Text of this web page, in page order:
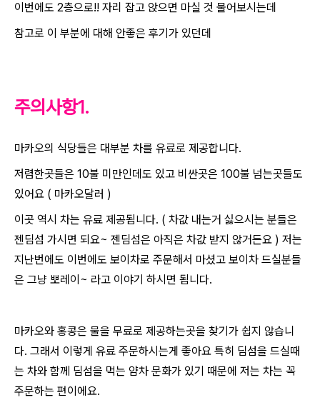
이번에도 2층으로!! 자리 잡고 앉으면 마실 것 물어보시는데
참고로 이 부분에 대해 안좋은 후기가 있던데
주의사항1.
마카오의 식당들은 대부분 차를 유료로 제공합니다.
저렴한곳들은 10불 미만인데도 있고 비싼곳은 100불 넘는곳들도
있어요 ( 마카오달러 )
이곳 역시 차는 유료 제공됩니다. ( 차값 내는거 싫으시는 분들은
젠딤섬 가시면 되요~ 젠딤섬은 아직은 차값 받지 않거든요 ) 저는
지난번에도 이번에도 보이차로 주문해서 마셨고 보이차 드실분들
은 그냥 뽀레이~ 라고 이야기 하시면 됩니다.
마카오와 홍콩은 물을 무료로 제공하는곳을 찾기가 쉽지 않습니
다. 그래서 이렇게 유료 주문하시는게 좋아요 특히 딤섬을 드실때
는 차와 함께 딤섬을 먹는 얌차 문화가 있기 때문에 저는 차는 꼭
주문하는 편이에요.